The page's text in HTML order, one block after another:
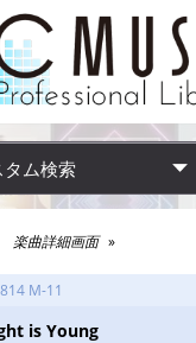
タム検索
楽曲詳細画面
M-11
is Young